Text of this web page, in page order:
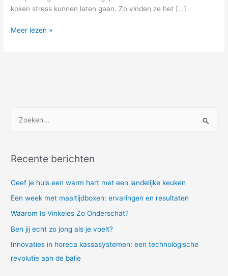
koken stress kunnen laten gaan. Zo vinden ze het […]
Meer lezen »
k
a
a
r
:
Recente berichten
Geef je huis een warm hart met een landelijke keuken
Een week met maaltijdboxen: ervaringen en resultaten
Waarom Is Vinkeles Zo Onderschat?
Ben jij echt zo jong als je voelt?
Innovaties in horeca kassasystemen: een technologische
revolutie aan de balie